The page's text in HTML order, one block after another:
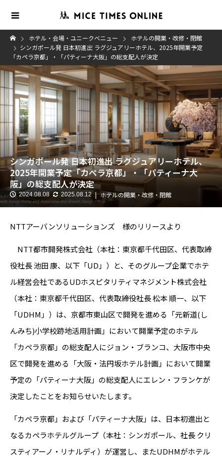
ホテル・会場・ユニークベニュー
ホテルの開業・改修・閉館
シンガポール発 日本初進出 ラグジュアリーホテル、2025年開業予定
「カペラ京都」・「パティーナ大阪」の総支配人が決定
シンガポール発 日本初進出 ラグジュアリーホテル、
2025年開業予定「カペラ京都」・「パティーナ大
阪」の総支配人が決定
2024.08.08 2025.08.12 ホテルの開業・改修・閉館
NTTアーバンソリューションズ 様のリリースより
NTT都市開発株式会社（本社：東京都千代田区、代表取締
役社長 池田 康、以下「UD」）と、そのグループ企業でホテ
ル経営会社であるUDホスピタリティマネジメント株式会社
（本社：東京都千代田区、代表取締役社長 松本 順一、以下
「UDHM」）は、京都市東山区で開発を進める「元新道(し
んみち)小学校跡地活用計画」において開業予定のホテル
「カペラ京都」の総支配人にジョン・ブランコ、大阪市中央
区で開発を進める「大阪・法円坂ホテル計画」において開業
予定の「パティーナ大阪」の総支配人にエレン・フランケが
決定したことをお知らせいたします。
「カペラ京都」および「パティーナ大阪」は、日本初進出と
なるカペラホテルグループ（本社：シンガポール、社長 クリ
スティアーノ・リナルディ）が運営し、またUDHMがホテル